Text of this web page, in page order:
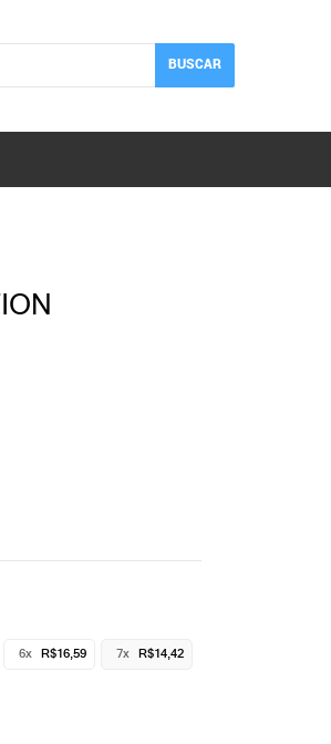
BUSCAR
6x R$16,59 7x R$14,42